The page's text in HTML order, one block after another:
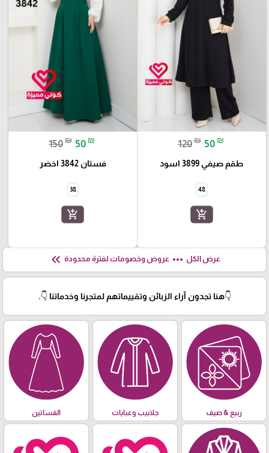
120₪ 50 ₪
طقم صيفي 3899 اسود
48
add_shopping_cart
150₪ 50 ₪
فستان 3842 اخضر
38
add_shopping_cart
عرض الكل more_horiz عروض وخصومات لفترة محدودة keyboard_double_arrow_left
👇هنا تجدون آراء الزبائن وتقييماتهم لمتجرنا وخدماتنا 👇.
ربيع & صيف جلابيب وعبايات الفساتين